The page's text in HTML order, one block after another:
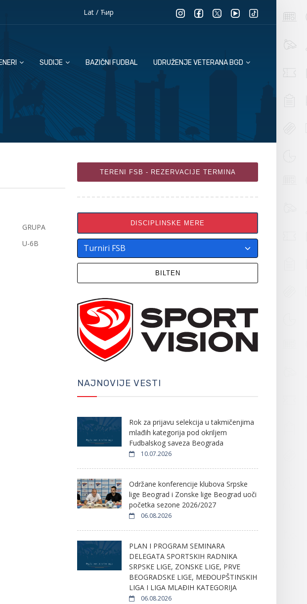
Lat/ Ћир
SUDIJE BAZIČNI FUDBAL UDRUŽENJE VETERANA BGD
GRUPA
U-6B
TERENI FSB - REZERVACIJE TERMINA
DISCIPLINSKE MERE
BILTEN
NAJNOVIJE VESTI
Rok za prijavu selekcija u takmičenjima
mlađih kategorija pod okriljem
Fudbalskog saveza Beograda
10.07.2026
Održane konferencije klubova Srpske
lige Beograd i Zonske lige Beograd uoči
početka sezone 2026/2027
06.08.2026
PLAN I PROGRAM SEMINARA
DELEGATA SPORTSKIH RADNIKA
SRPSKE LIGE, ZONSKE LIGE, PRVE
BEOGRADSKE LIGE, MEĐOUPŠTINSKIH
LIGA I LIGA MLAĐIH KATEGORIJA
06.08.2026